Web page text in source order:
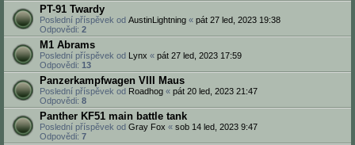
PT-91 Twardy
Poslední příspěvek od AustinLightning « pát 27 led, 2023 19:38
Odpovědi: 2
M1 Abrams
Poslední příspěvek od Lynx « pát 27 led, 2023 17:59
Odpovědi: 13
Panzerkampfwagen VIII Maus
Poslední příspěvek od Roadhog « pát 20 led, 2023 21:47
Odpovědi: 8
Panther KF51 main battle tank
Poslední příspěvek od Gray Fox « sob 14 led, 2023 9:47
Odpovědi: 7